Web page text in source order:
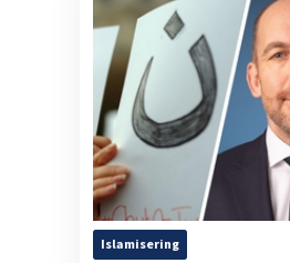
Islamisering